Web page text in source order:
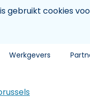
gebruikt cookies
Werkgevers